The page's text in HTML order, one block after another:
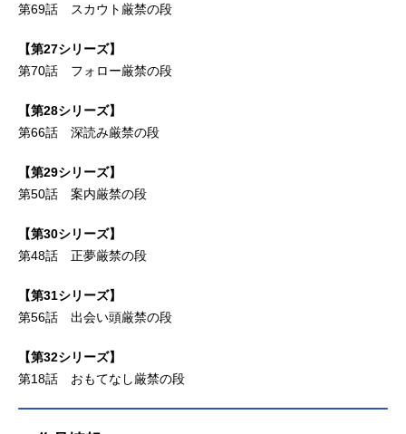
第69話 スカウト厳禁の段
【第27シリーズ】
第70話 フォロー厳禁の段
【第28シリーズ】
第66話 深読み厳禁の段
【第29シリーズ】
第50話 案内厳禁の段
【第30シリーズ】
第48話 正夢厳禁の段
【第31シリーズ】
第56話 出会い頭厳禁の段
【第32シリーズ】
第18話 おもてなし厳禁の段